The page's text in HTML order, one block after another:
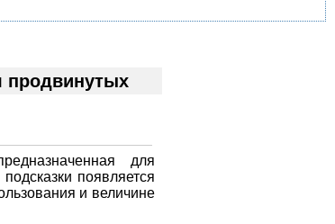
продвинутых
для
появляется
и величине